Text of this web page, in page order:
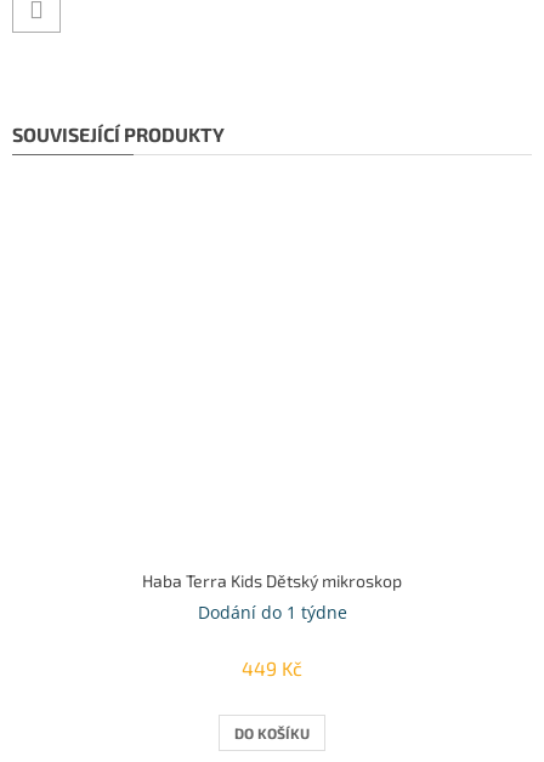
SOUVISEJÍCÍ PRODUKTY
Haba Terra Kids Dětský mikroskop
Dodání do 1 týdne
449 Kč
DO KOŠÍKU